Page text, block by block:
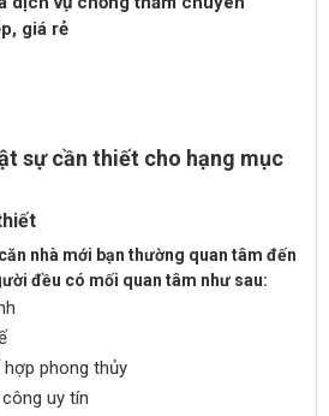
giá rẻ
sự cần thiết cho hạng mục
nhà mới bạn thường quan tâm đến
đều có mối quan tâm như sau:
phong thủy
uy tín